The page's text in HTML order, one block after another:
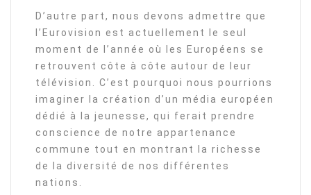
D’autre part, nous devons admettre que
l’Eurovision est actuellement le seul
moment de l’année où les Européens se
retrouvent côte à côte autour de leur
télévision. C’est pourquoi nous pourrions
imaginer la création d’un média européen
dédié à la jeunesse, qui ferait prendre
conscience de notre appartenance
commune tout en montrant la richesse
de la diversité de nos différentes
nations.